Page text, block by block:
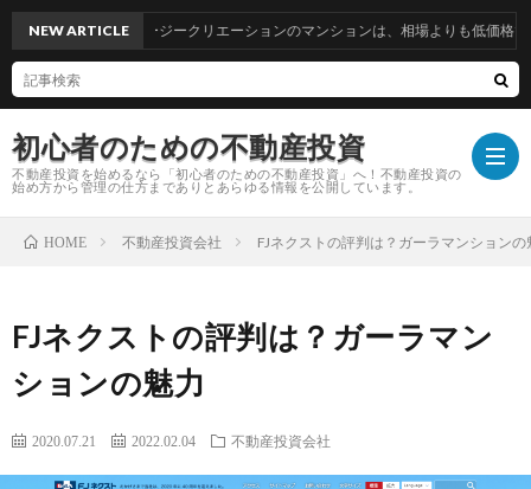
初心者のための不動産投資
不動産投資を始めるなら「初心者のための不動産投資」へ！不動産投資の
始め方から管理の仕方までありとあらゆる情報を公開しています。
者
問
プ
NEW ARTICLE
エージークリエーションのマンションは、相場よりも低価格で購入でき
HOME 不動産投資会社 FJネクストの評判は？ガーラマンションの
FJネクストの評判は？ガーラマン
ションの魅力
2020.07.21 2022.02.04 不動産投資会社